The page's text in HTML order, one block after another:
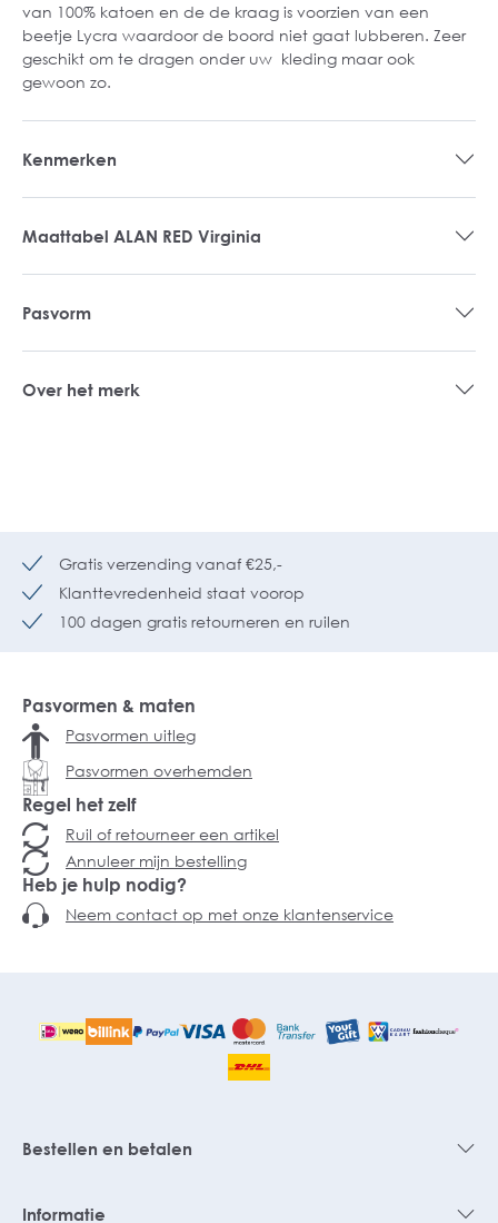
van 100% katoen en de de kraag is voorzien van een
beetje Lycra waardoor de boord niet gaat lubberen. Zeer
geschikt om te dragen onder uw kleding maar ook
gewoon zo.
Kenmerken
Maattabel ALAN RED Virginia
Pasvorm
Over het merk
Gratis verzending vanaf €25,-
Klanttevredenheid staat voorop
100 dagen gratis retourneren en ruilen
Pasvormen & maten
Pasvormen uitleg
Pasvormen overhemden
Regel het zelf
Ruil of retourneer een artikel
Annuleer mijn bestelling
Heb je hulp nodig?
Neem contact op met onze klantenservice
Bestellen en betalen
Informatie